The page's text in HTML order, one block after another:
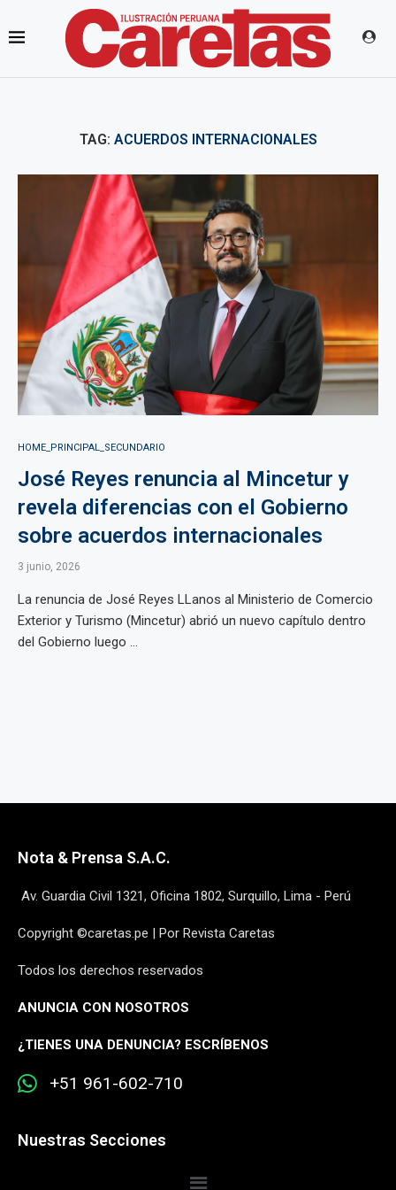
TAG: ACUERDOS INTERNACIONALES
HOME_PRINCIPAL_SECUNDARIO
José Reyes renuncia al Mincetur y
revela diferencias con el Gobierno
sobre acuerdos internacionales
3 junio, 2026
La renuncia de José Reyes LLanos al Ministerio de Comercio
Exterior y Turismo (Mincetur) abrió un nuevo capítulo dentro
del Gobierno luego ...
Nota & Prensa S.A.C.
Av. Guardia Civil 1321, Oficina 1802, Surquillo, Lima - Perú
Copyright ©caretas.pe | Por Revista Caretas
Todos los derechos reservados
ANUNCIA CON NOSOTROS
¿TIENES UNA DENUNCIA? ESCRÍBENOS
+51 961-602-710
Nuestras Secciones